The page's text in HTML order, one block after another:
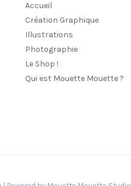
Accueil
Création Graphique
Illustrations
Photographie
Le Shop !
Qui est Mouette Mouette ?